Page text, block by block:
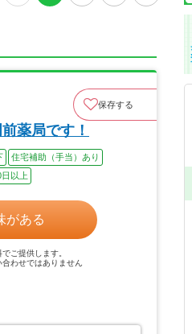
保存する
薬局です！
住宅補助（手当）あり
以上
がある
ご提供します。
わせではありません